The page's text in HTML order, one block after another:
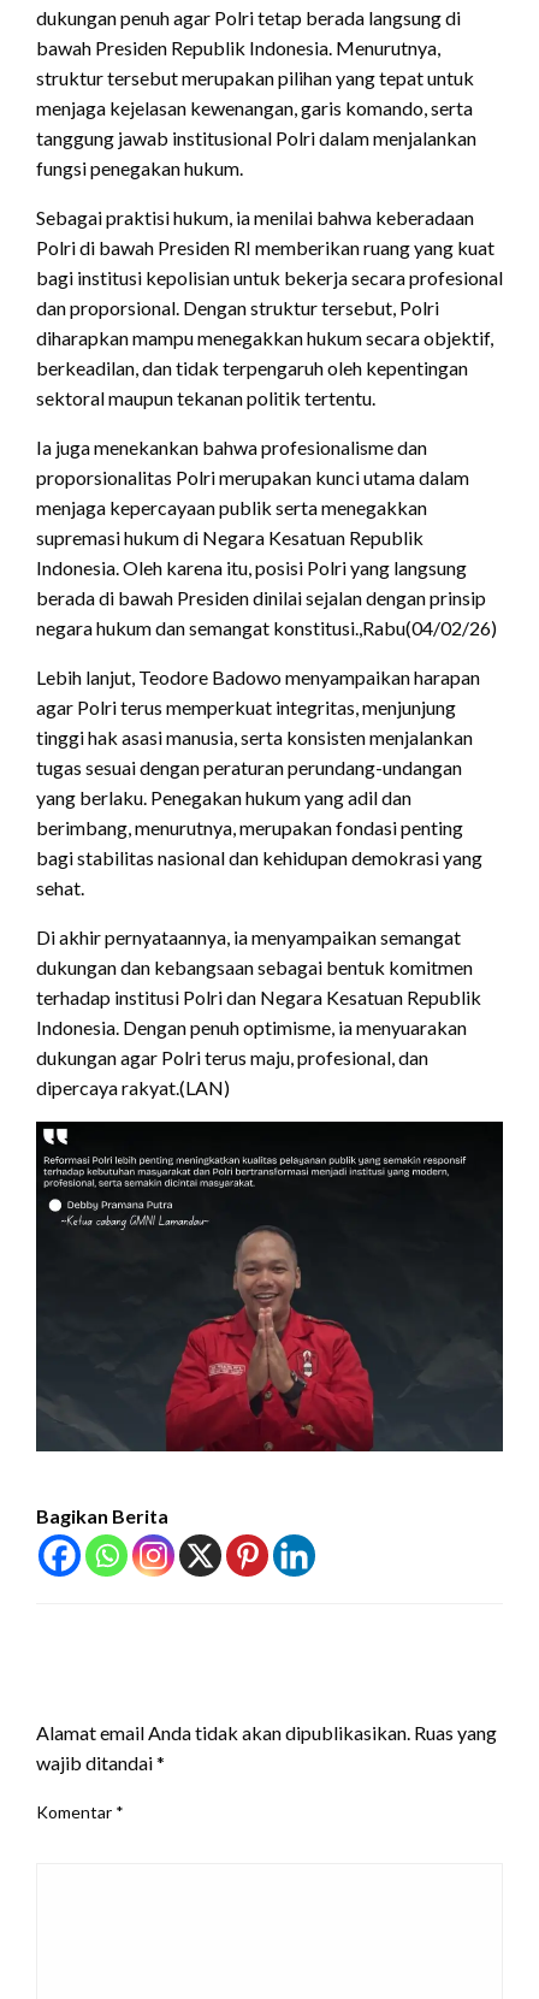
dukungan penuh agar Polri tetap berada langsung di
bawah Presiden Republik Indonesia. Menurutnya,
struktur tersebut merupakan pilihan yang tepat untuk
menjaga kejelasan kewenangan, garis komando, serta
tanggung jawab institusional Polri dalam menjalankan
fungsi penegakan hukum.
Sebagai praktisi hukum, ia menilai bahwa keberadaan
Polri di bawah Presiden RI memberikan ruang yang kuat
bagi institusi kepolisian untuk bekerja secara profesional
dan proporsional. Dengan struktur tersebut, Polri
diharapkan mampu menegakkan hukum secara objektif,
berkeadilan, dan tidak terpengaruh oleh kepentingan
sektoral maupun tekanan politik tertentu.
Ia juga menekankan bahwa profesionalisme dan
proporsionalitas Polri merupakan kunci utama dalam
menjaga kepercayaan publik serta menegakkan
supremasi hukum di Negara Kesatuan Republik
Indonesia. Oleh karena itu, posisi Polri yang langsung
berada di bawah Presiden dinilai sejalan dengan prinsip
negara hukum dan semangat konstitusi.,Rabu(04/02/26)
Lebih lanjut, Teodore Badowo menyampaikan harapan
agar Polri terus memperkuat integritas, menjunjung
tinggi hak asasi manusia, serta konsisten menjalankan
tugas sesuai dengan peraturan perundang-undangan
yang berlaku. Penegakan hukum yang adil dan
berimbang, menurutnya, merupakan fondasi penting
bagi stabilitas nasional dan kehidupan demokrasi yang
sehat.
Di akhir pernyataannya, ia menyampaikan semangat
dukungan dan kebangsaan sebagai bentuk komitmen
terhadap institusi Polri dan Negara Kesatuan Republik
Indonesia. Dengan penuh optimisme, ia menyuarakan
dukungan agar Polri terus maju, profesional, dan
dipercaya rakyat.(LAN)
Bagikan Berita
Alamat email Anda tidak akan dipublikasikan. Ruas yang
wajib ditandai*
Komentar *